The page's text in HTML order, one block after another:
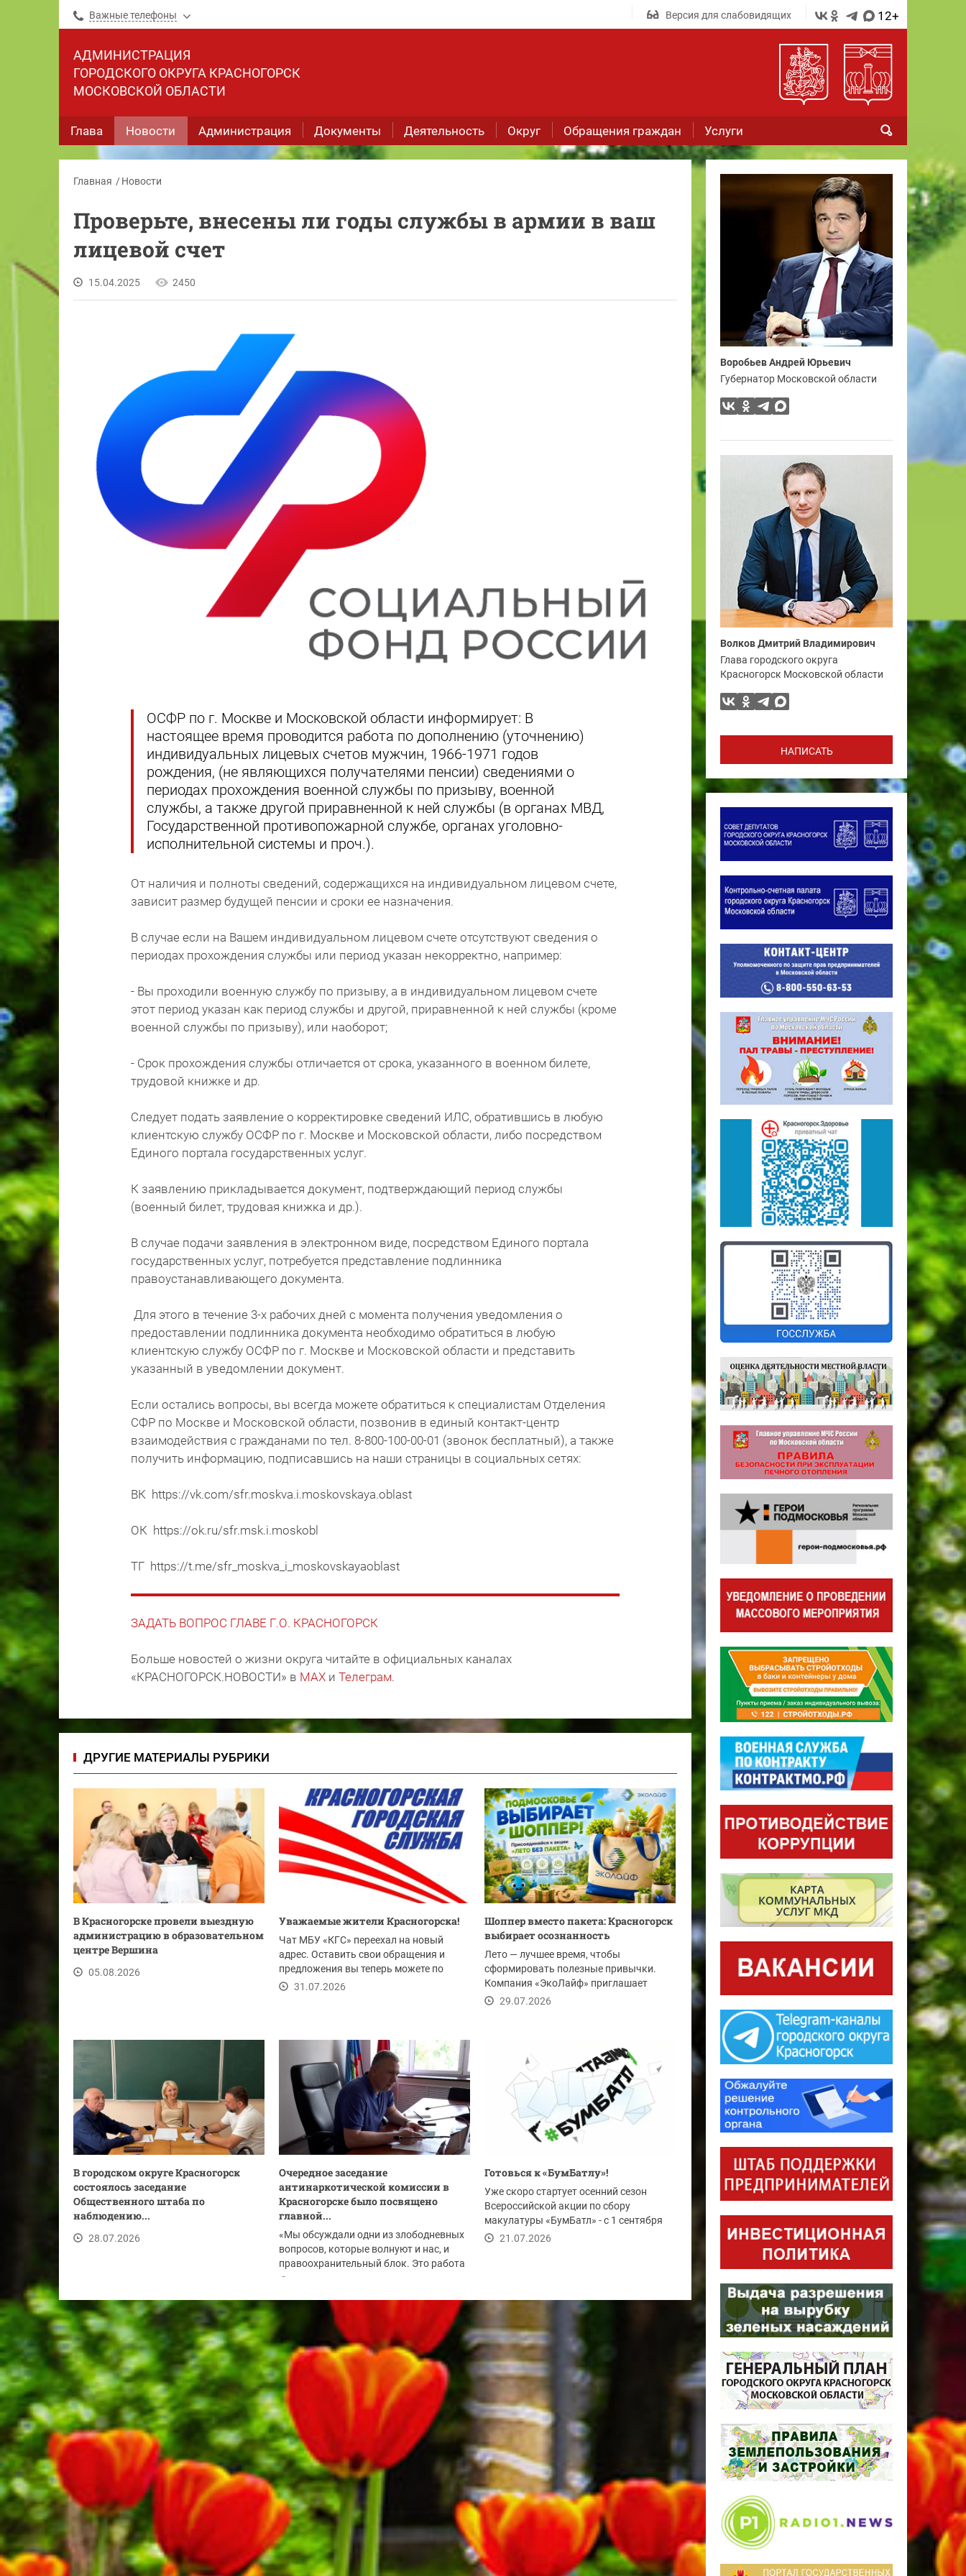
Важные телефоны Версия для слабовидящих 12+
АДМИНИСТРАЦИЯ
ГОРОДСКОГО ОКРУГА КРАСНОГОРСК
МОСКОВСКОЙ ОБЛАСТИ
Глава Новости Администрация Документы Деятельность Округ Обращения граждан Услуги
Главная Новости
Проверьте, внесены ли годы службы в армии в ваш
лицевой счет
15.04.2025 2450
ОСФР по г. Москве и Московской области информирует: В
настоящее время проводится работа по дополнению (уточнению)
индивидуальных лицевых счетов мужчин, 1966-1971 годов
рождения, (не являющихся получателями пенсии) сведениями о
периодах прохождения военной службы по призыву, военной
службы, а также другой приравненной к ней службы (в органах МВД,
Государственной противопожарной службе, органах уголовно-
исполнительной системы и проч.).
От наличия и полноты сведений, содержащихся на индивидуальном лицевом счете,
зависит размер будущей пенсии и сроки ее назначения.
В случае если на Вашем индивидуальном лицевом счете отсутствуют сведения о
периодах прохождения службы или период указан некорректно, например:
- Вы проходили военную службу по призыву, а в индивидуальном лицевом счете
этот период указан как период службы и другой, приравненной к ней службы (кроме
военной службы по призыву), или наоборот;
- Срок прохождения службы отличается от срока, указанного в военном билете,
трудовой книжке и др.
Следует подать заявление о корректировке сведений ИЛС, обратившись в любую
клиентскую службу ОСФР по г. Москве и Московской области, либо посредством
Единого портала государственных услуг.
К заявлению прикладывается документ, подтверждающий период службы
(военный билет, трудовая книжка и др.).
В случае подачи заявления в электронном виде, посредством Единого портала
государственных услуг, потребуется представление подлинника
правоустанавливающего документа.
Для этого в течение 3-х рабочих дней с момента получения уведомления о
предоставлении подлинника документа необходимо обратиться в любую
клиентскую службу ОСФР по г. Москве и Московской области и представить
указанный в уведомлении документ.
Если остались вопросы, вы всегда можете обратиться к специалистам Отделения
СФР по Москве и Московской области, позвонив в единый контакт-центр
взаимодействия с гражданами по тел. 8-800-100-00-01 (звонок бесплатный), а также
получить информацию, подписавшись на наши страницы в социальных сетях:
ВК https://vk.com/sfr.moskva.i.moskovskaya.oblast
ОК https://ok.ru/sfr.msk.i.moskobl
ТГ https://t.me/sfr_moskva_i_moskovskayaoblast
ЗАДАТЬ ВОПРОС ГЛАВЕ Г.О. КРАСНОГОРСК
Больше новостей о жизни округа читайте в официальных каналах
«КРАСНОГОРСК.НОВОСТИ» в MAX и Телеграм.
ДРУГИЕ МАТЕРИАЛЫ РУБРИКИ
В Красногорске провели выездную
администрацию в образовательном
центре Вершина
05.08.2026
Уважаемые жители Красногорска!
Чат МБУ «КГС» переехал на новый
адрес. Оставить свои обращения и
предложения вы теперь можете по
ссылке.
31.07.2026
Шоппер вместо пакета: Красногорск
выбирает осознанность
Лето — лучшее время, чтобы
сформировать полезные привычки.
Компания «ЭкоЛайф» приглашает
жителей Красногорска и всего...
29.07.2026
В городском округе Красногорск
состоялось заседание
Общественного штаба по
наблюдению...
28.07.2026
Очередное заседание
антинаркотической комиссии в
Красногорске было посвящено
главной...
«Мы обсуждали одни из злободневных
вопросов, которые волнуют и нас, и
правоохранительный блок. Это работа
по...
Готовься к «БумБатлу»!
Уже скоро стартует осенний сезон
Всероссийской акции по сбору
макулатуры «БумБатл» - с 1 сентября
по 30 ноября. Акция...
21.07.2026
Воробьев Андрей Юрьевич
Губернатор Московской области
Волков Дмитрий Владимирович
Глава городского округа
Красногорск Московской области
НАПИСАТЬ